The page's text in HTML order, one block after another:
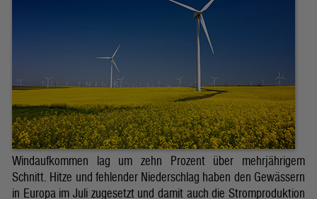
Windaufkommen lag um zehn Prozent über mehrjährigem
Schnitt. Hitze und fehlender Niederschlag haben den Gewässern
in Europa im Juli zugesetzt und damit auch die Stromproduktion